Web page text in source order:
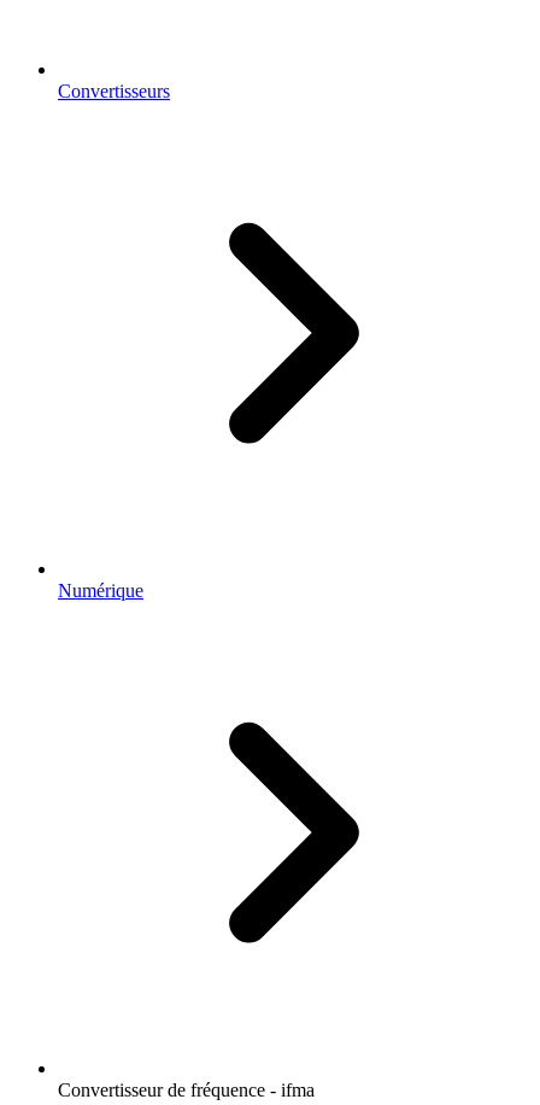
Convertisseurs
Numérique
Convertisseur de fréquence - ifma